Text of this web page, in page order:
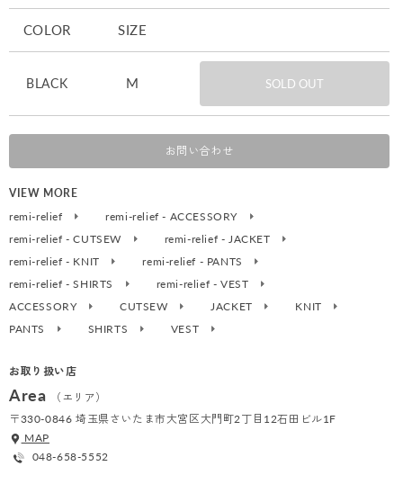
COLOR SIZE
BLACK M SOLD OUT
お問い合わせ
VIEW MORE
remi-relief
remi-relief - ACCESSORY
remi-relief - CUTSEW
remi-relief - JACKET
remi-relief - KNIT
remi-relief - PANTS
remi-relief - SHIRTS
remi-relief - VEST
ACCESSORY
CUTSEW JACKET
KNIT
PANTS
SHIRTS VEST
お取り扱い店
Area
（エリア）
〒330-0846 埼玉県さいたま市大宮区大門町2丁目12石田ビル1F
MAP
048-658-5552